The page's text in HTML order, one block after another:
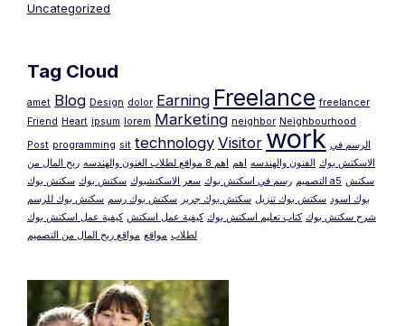
Uncategorized
Tag Cloud
amet Blog Design dolor Earning Freelance freelancer
Friend
Heart ipsum lorem Marketing neighbor Neighbourhood
Post programming sit technology Visitor work الرسم في
الاسكتش بوك الفنون والهندسه اهم اهم 8 مواقع لطلاب الغنون والهندسه
ربح المال من
التصميم رسم في اسكتش بوك سعر الاسكتشبوك سكتش بوك سكتش بوك a5 سكتش
بوك اسود سكتش بوك تنزيل سكتش بوك جرير سكتش بوك رسم سكتش بوك للرسم
شرح سكتش بوك كتاب تعليم اسكتش بوك كيفية عمل اسكتش كيفية عمل اسكتش بوك
لطلاب مواقع مواقع ربح المال من التصميم